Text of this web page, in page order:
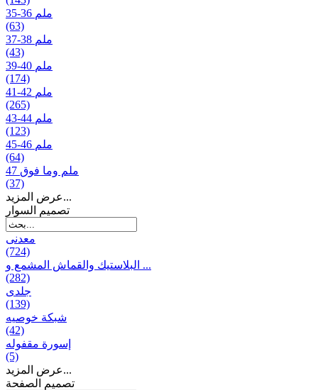
35-36 ملم
(63)
37-38 ملم
(43)
39-40 ملم
(174)
41-42 ملم
(265)
43-44 ملم
(123)
45-46 ملم
(64)
47 ملم وما فوق
(37)
عرض المزيد...
تصمیم السوار
معدنی
(724)
البلاستيك والقماش المشمع و ...
(282)
جلدی
(139)
شبكة خوصیه
(42)
إسورة مقفوله
(5)
عرض المزيد...
تصميم الصفحة